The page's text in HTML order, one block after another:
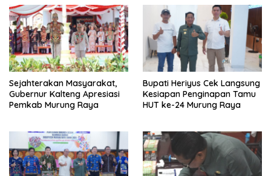
Sejahterakan Masyarakat,
Gubernur Kalteng Apresiasi
Pemkab Murung Raya
Bupati Heriyus Cek Langsung
Kesiapan Penginapan Tamu
HUT ke-24 Murung Raya